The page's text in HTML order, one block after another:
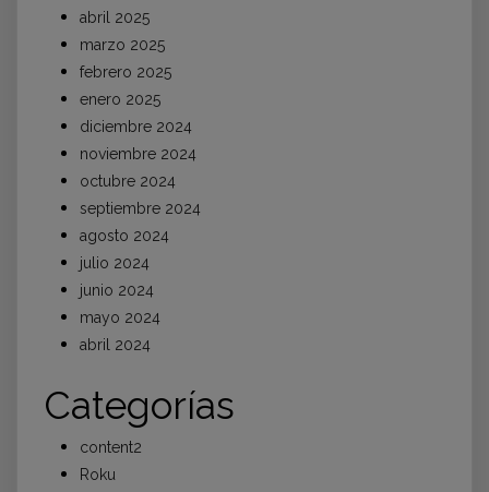
abril 2025
marzo 2025
febrero 2025
enero 2025
diciembre 2024
noviembre 2024
octubre 2024
septiembre 2024
agosto 2024
julio 2024
junio 2024
mayo 2024
abril 2024
Categorías
content2
Roku